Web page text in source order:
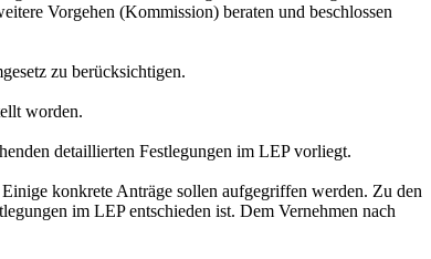
Vorgehen (Kommission) beraten und beschlossen
zu berücksichtigen.
worden.
detaillierten Festlegungen im LEP vorliegt.
konkrete Anträge sollen aufgegriffen werden. Zu den
im LEP entschieden ist. Dem Vernehmen nach